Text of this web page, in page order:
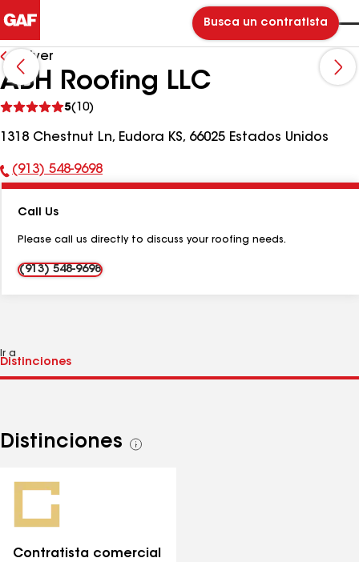
Busca un contratista
Volver
ABH Roofing LLC
5(10)
comentarios
1318 Chestnut Ln, Eudora KS, 66025 Estados Unidos
Número
teléfono:
(913) 548-9698
Call Us
Please call us directly to discuss your roofing needs.
(913) 548-9698
Ir a
Distinciones
Ver
Contratista comercial